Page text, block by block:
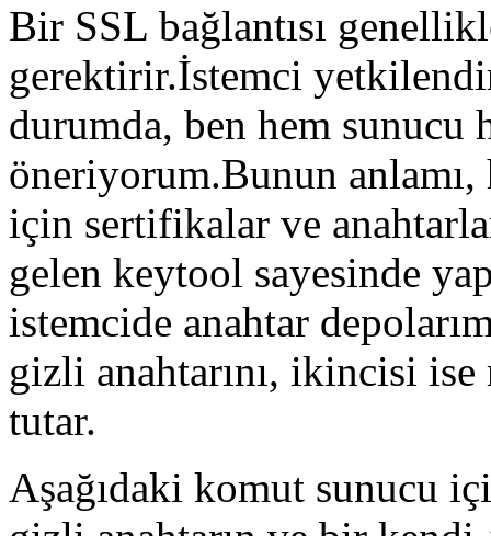
Bir SSL bağlantısı
gerektirir.İstemci
durumda, ben hem
öneriyorum.Bunun
için sertifikalar ve
gelen keytool sayesinde
istemcide anahtar
gizli anahtarını, ikincisi
tutar.
Aşağıdaki komut sunucu